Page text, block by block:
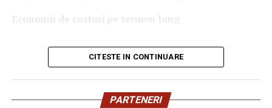
catalizatoare moderne;
sisteme Start-Stop.
Economii de costuri pe termen lung
Unul dintre cele mai mari avantaje ale activității
închiriere toalete ecologiceeste economia de costuri.
termen lung, aceasta este o opțiune mai rentabilă decât
construirea unei infrastructuri permanente de toalete.
CITESTE IN CONTINUARE
PARTENERI